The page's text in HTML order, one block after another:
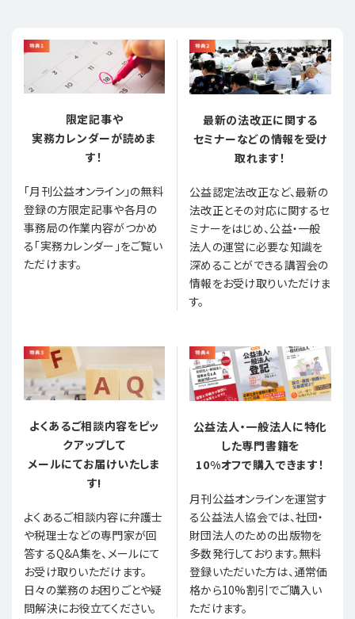
限定記事や
実務カレンダーが読めま
す！
「月刊公益オンライン」の無料
登録の方限定記事や各月の
事務局の作業内容がつかめ
る「実務カレンダー」をご覧い
ただけます。
最新の法改正に関する
セミナーなどの情報を受け
取れます！
公益認定法改正など、最新の
法改正とその対応に関するセ
ミナーをはじめ、公益・一般
法人の運営に必要な知識を
深めることができる講習会の
情報をお受け取りいただけま
す。
よくあるご相談内容をピッ
クアップして
メールにてお届けいたしま
す!
よくあるご相談内容に弁護士
や税理士などの専門家が回
答するQ&A集を、メールにて
お受け取りいただけます。
日々の業務のお困りごとや疑
問解決にお役立てください。
公益法人・一般法人に特化
した専門書籍を
10%オフで購入できます！
月刊公益オンラインを運営す
る公益法人協会では、社団・
財団法人のための出版物を
多数発行しております。無料
登録いただいた方は、通常価
格から10%割引でご購入い
ただけます。